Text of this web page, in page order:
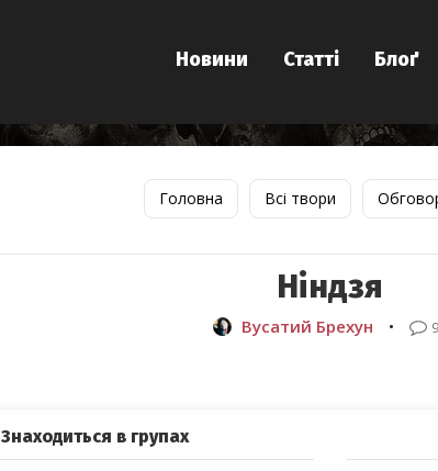
Новини Статті Блоґ
Головна Всі твори
Ніндзя
Вусатий Брехун •
Знаходиться в групах